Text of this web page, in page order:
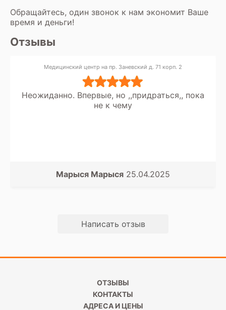
Обращайтесь, один звонок к нам экономит Ваше
время и деньги!
Отзывы
Медицинский центр на пр. Заневский д. 71 корп. 2
Неожиданно. Впервые, но ,,придраться,, пока
не к чему
Марыся Марыся 25.04.2025
Написать отзыв
ОТЗЫВЫ
КОНТАКТЫ
АДРЕСА И ЦЕНЫ